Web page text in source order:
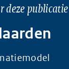
deze publicatie